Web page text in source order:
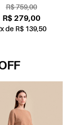
R$ 759,00
R$ 279,00
de R$ 139,50